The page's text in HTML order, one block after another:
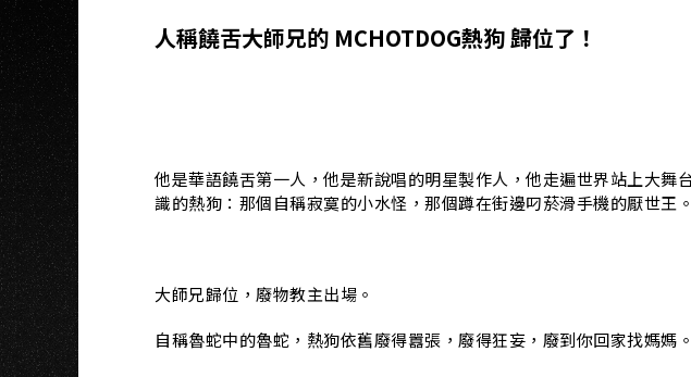
人稱饒舌大師兄的 MCHOTDOG熱狗 歸位了！
他是華語饒舌第一人，他是新說唱的明星製作人，他走遍世界站上大
識的熱狗：那個自稱寂寞的小水怪，那個蹲在街邊叼菸滑手機的厭世王。
大師兄歸位，廢物教主出場。
自稱魯蛇中的魯蛇，熱狗依舊廢得囂張，廢得狂妄，廢到你回家找媽媽。